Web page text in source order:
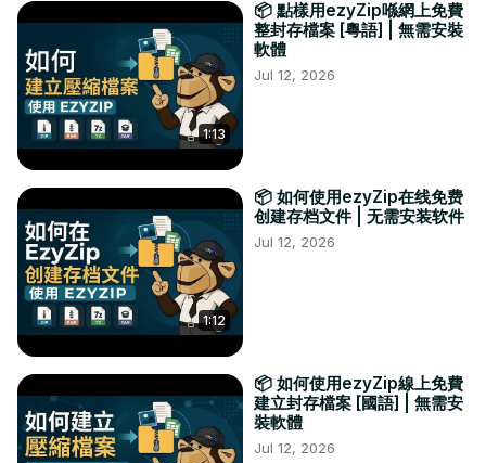
1:13
📦 點樣用ezyZip喺網上免費
整封存檔案 [粵語] | 無需安裝
軟體
Jul 12, 2026
1:12
📦 如何使用ezyZip在线免费
创建存档文件 | 无需安装软件
Jul 12, 2026
📦 如何使用ezyZip線上免費
建立封存檔案 [國語] | 無需安
裝軟體
Jul 12, 2026